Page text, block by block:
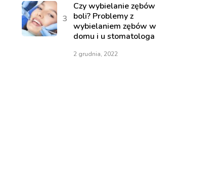
Czy wybielanie zębów
boli? Problemy z
wybielaniem zębów w
domu i u stomatologa
2 grudnia, 2022